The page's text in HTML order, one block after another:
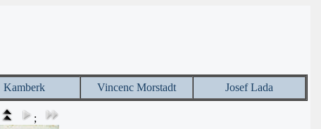
Kamberk Vincenc Morstadt Josef Lada
;